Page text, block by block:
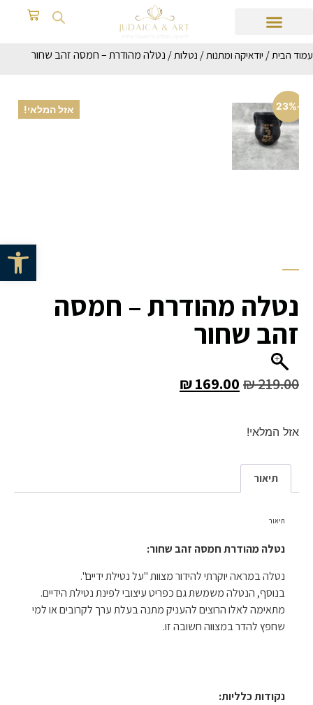
פתח
עמוד הבית/ יודאיקה ומתנות/ נטלות/ נטלה מהודרת – חמסה זהב שחור
אזל המלאי! -23%
נטלה מהודרת – חמסה
זהב שחור
₪219.00
₪169.00
אזל המלאי!
תיאור
תיאור
נטלה מהודרת חמסה זהב שחור:
נטלה במראה יוקרתי להידור מצוות "על נטילת ידיים".
בנוסף, הנטלה משמשת גם כפריט עיצובי לפינת נטילת הידיים.
מתאימה לאלו הרוצים להעניק מתנה בעלת ערך לקרובים או למי
שחפץ להדר במצווה חשובה זו.
נקודות כלליות: